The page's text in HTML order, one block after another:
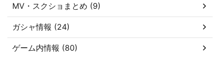
MV・スクショまとめ (9)
ガシャ情報 (24)
ゲーム内情報 (80)